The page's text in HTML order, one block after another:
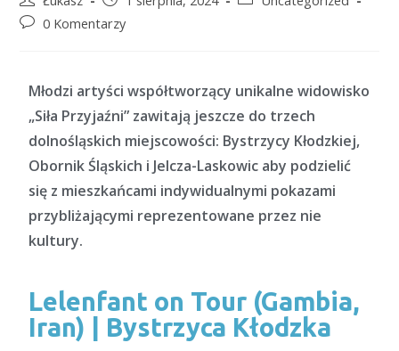
0 Komentarzy
Młodzi artyści współtworzący unikalne widowisko
„Siła Przyjaźni” zawitają jeszcze do trzech
dolnośląskich miejscowości: Bystrzycy Kłodzkiej,
Obornik Śląskich i Jelcza-Laskowic aby podzielić
się z mieszkańcami indywidualnymi pokazami
przybliżającymi reprezentowane przez nie
kultury.
Lelenfant on Tour (Gambia,
Iran) | Bystrzyca Kłodzka